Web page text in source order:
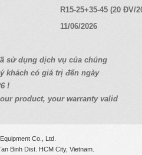
g
R15-25+35-45 (20 ĐV/
11/06/2026
sử dụng dịch vụ của chúng
khách có giá trị đến ngày
!
product, your warranty valid
Co., Ltd.
Binh Dist. HCM City, Vietnam.